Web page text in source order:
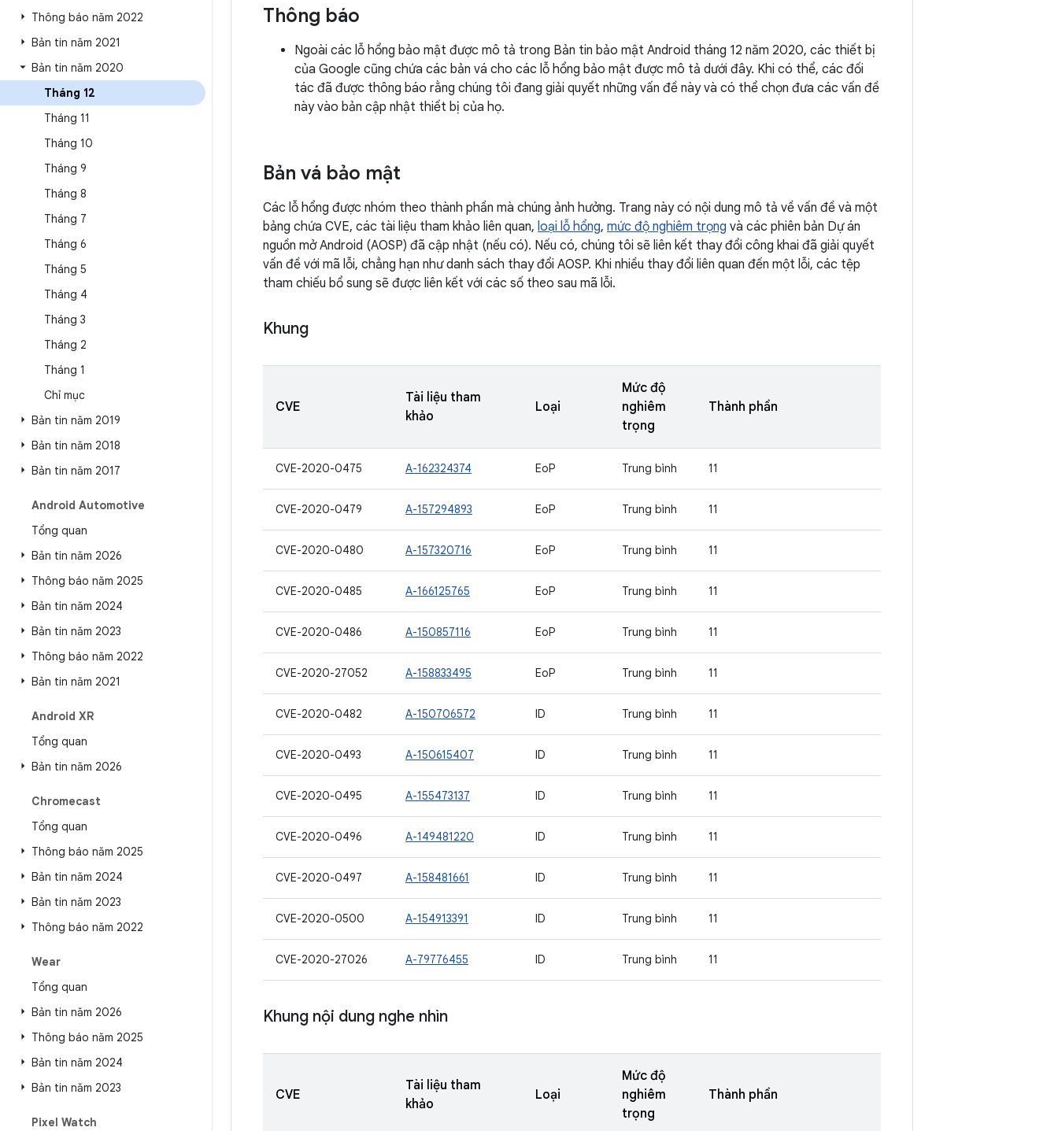
Thông báo năm 2022
Bản tin năm 2021
Bản tin năm 2020
Tháng 12
Tháng 11
Tháng 10
Tháng 9
Tháng 8
Tháng 7
Tháng 6
Tháng 5
Tháng 4
Tháng 3
Tháng 2
Tháng 1
Chỉ mục
Bản tin năm 2019
Bản tin năm 2018
Bản tin năm 2017
Android Automotive
Tổng quan
Bản tin năm 2026
Thông báo năm 2025
Bản tin năm 2024
Bản tin năm 2023
Thông báo năm 2022
Bản tin năm 2021
Android XR
Tổng quan
Bản tin năm 2026
Chromecast
Tổng quan
Thông báo năm 2025
Bản tin năm 2024
Bản tin năm 2023
Thông báo năm 2022
Wear
Tổng quan
Bản tin năm 2026
Thông báo năm 2025
Bản tin năm 2024
Bản tin năm 2023
Pixel Watch
Thông báo
Ngoài các lỗ hổng bảo mật được mô tả trong Bản tin bảo mật Android tháng 12 năm 2020, các thiết bị
của Google cũng chứa các bản vá cho các lỗ hổng bảo mật được mô tả dưới đây. Khi có thể, các đối
tác đã được thông báo rằng chúng tôi đang giải quyết những vấn đề này và có thể chọn đưa các vấn đề
này vào bản cập nhật thiết bị của họ.
Bản vá bảo mật
Các lỗ hổng được nhóm theo thành phần mà chúng ảnh hưởng. Trang này có nội dung mô tả về vấn đề và một
bảng chứa CVE, các tài liệu tham khảo liên quan, loại lỗ hổng, mức độ nghiêm trọng và các phiên bản Dự án
nguồn mở Android (AOSP) đã cập nhật (nếu có). Nếu có, chúng tôi sẽ liên kết thay đổi công khai đã giải quyết
vấn đề với mã lỗi, chẳng hạn như danh sách thay đổi AOSP. Khi nhiều thay đổi liên quan đến một lỗi, các tệp
tham chiếu bổ sung sẽ được liên kết với các số theo sau mã lỗi.
Khung
CVE
Tài liệu tham
khảo
Loại
Mức độ
nghiêm
trọng
Thành phần
CVE-2020-0475 A-162324374 EoP Trung bình 11
CVE-2020-0479 A-157294893 EoP Trung bình 11
CVE-2020-0480 A-157320716 EoP Trung bình 11
CVE-2020-0485 A-166125765 EoP Trung bình 11
CVE-2020-0486 A-150857116 EoP Trung bình 11
CVE-2020-27052 A-158833495 EoP Trung bình 11
CVE-2020-0482 A-150706572 ID Trung bình 11
CVE-2020-0493 A-150615407 ID Trung bình 11
CVE-2020-0495 A-155473137 ID Trung bình 11
CVE-2020-0496 A-149481220 ID Trung bình 11
CVE-2020-0497 A-158481661 ID Trung bình 11
CVE-2020-0500 A-154913391 ID Trung bình 11
CVE-2020-27026 A-79776455 ID Trung bình 11
Khung nội dung nghe nhìn
CVE
Tài liệu tham
khảo
Loại
Mức độ
nghiêm
trọng
Thành phần